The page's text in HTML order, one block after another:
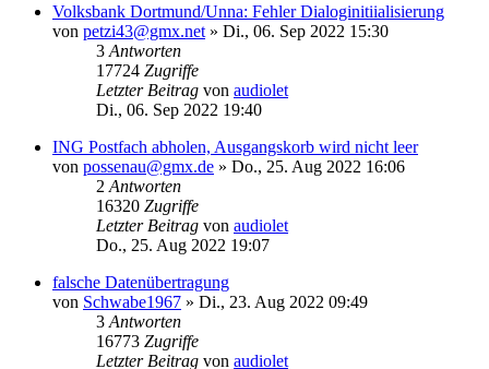
Volksbank Dortmund/Unna: Fehler Dialoginitiialisierung
von petzi43@gmx.net » Di., 06. Sep 2022 15:30
3 Antworten
17724 Zugriffe
Letzter Beitrag von audiolet
Di., 06. Sep 2022 19:40
ING Postfach abholen, Ausgangskorb wird nicht leer
von possenau@gmx.de » Do., 25. Aug 2022 16:06
2 Antworten
16320 Zugriffe
Letzter Beitrag von audiolet
Do., 25. Aug 2022 19:07
falsche Datenübertragung
von Schwabe1967 » Di., 23. Aug 2022 09:49
3 Antworten
16773 Zugriffe
Letzter Beitrag von audiolet